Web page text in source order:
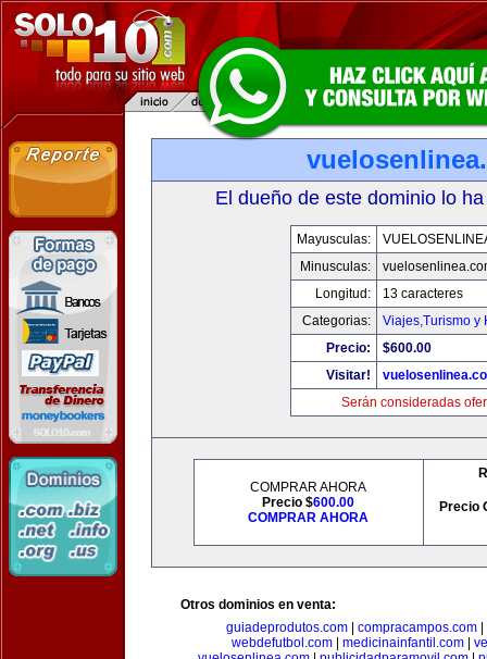
El dueño de este dominio lo
Mayusculas:
Minusculas:
Longitud:
13 caracteres
Categorias:
Viajes,Turismo y
Precio:
$600.00
Visitar!
Serán consideradas
COMPRAR AHORA
Precio $600.00
COMPRAR AHORA
Precio
Otros dominios en venta:
guiadeprodutos.com| compracampos.com|
webdefutbol.com| medicinainfantil.com|